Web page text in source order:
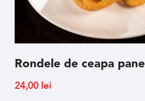
Rondele de ceapa pane
24,00 lei